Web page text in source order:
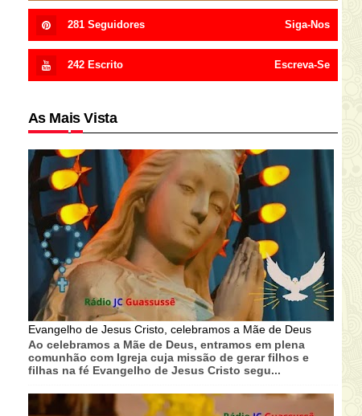
281 Seguidores Siga-Nos
242 Escrito Escreva-Se
As Mais Vista
Evangelho de Jesus Cristo, celebramos a Mãe de Deus
Ao celebramos a Mãe de Deus, entramos em plena
comunhão com Igreja cuja missão de gerar filhos e
filhas na fé Evangelho de Jesus Cristo segu...